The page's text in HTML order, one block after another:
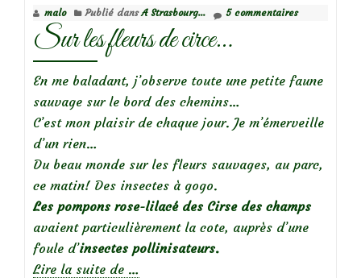
malo Publié dansA Strasbourg... 5 commentaires
Sur les fleurs de circe…
En me baladant, j’observe toute une petite faune
sauvage sur le bord des chemins…
C’est mon plaisir de chaque jour. Je m’émerveille
d’un rien…
Du beau monde sur les fleurs sauvages, au parc,
ce matin! Des insectes à gogo.
Les pompons rose-lilacé des Cirse des champs
avaient particulièrement la cote, auprès d’une
foule d’insectes pollinisateurs.
Lire la suite de …